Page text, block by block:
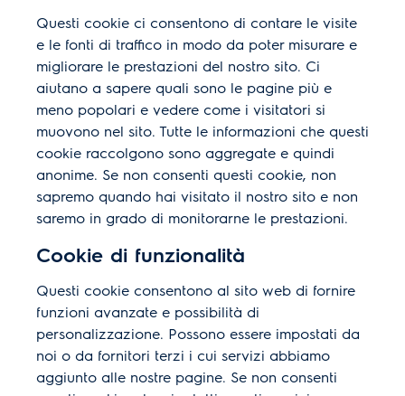
Questi cookie ci consentono di contare le visite
e le fonti di traffico in modo da poter misurare e
migliorare le prestazioni del nostro sito. Ci
aiutano a sapere quali sono le pagine più e
meno popolari e vedere come i visitatori si
muovono nel sito. Tutte le informazioni che questi
cookie raccolgono sono aggregate e quindi
anonime. Se non consenti questi cookie, non
sapremo quando hai visitato il nostro sito e non
saremo in grado di monitorarne le prestazioni.
Cookie di funzionalità
Questi cookie consentono al sito web di fornire
funzioni avanzate e possibilità di
personalizzazione. Possono essere impostati da
noi o da fornitori terzi i cui servizi abbiamo
aggiunto alle nostre pagine. Se non consenti